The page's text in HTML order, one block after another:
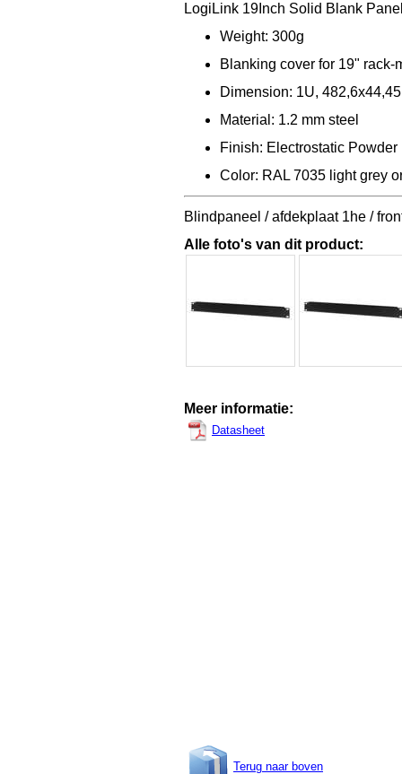
LogiLink 19Inch Solid Blank
Weight: 300g
Blanking cover for 19" rack-
Dimension: 1U,
Material: 1.2 mm steel
Finish: Electrostatic Powder
Color: RAL 7035 light grey
Blindpaneel / afdekplaat 1he /
Alle foto's van dit product:
Meer informatie:
Datasheet
Terug naar boven